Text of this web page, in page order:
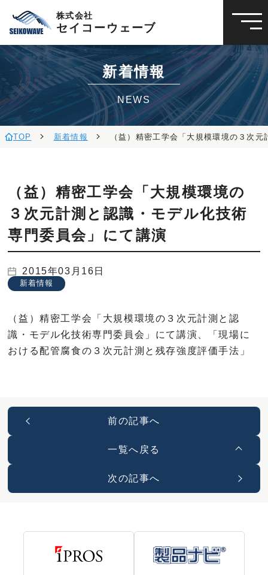
株式会社
セイコーウェーブ
新着情報
NEWS
TOP 新着情報 （益）精密工学会「大規模環境の３次
（益）精密工学会「大規模環境の
３次元計測と認識・モデル化技術
専門委員会」にて講演
2015年03月16日
新着情報
（益）精密工学会「大規模環境の３次元計測と認
識・モデル化技術専門委員会」にて講演、「現場に
おける配管腐食の３次元計測と残存強度評価手法」
前の記事へ
一覧へ戻る
次の記事へ